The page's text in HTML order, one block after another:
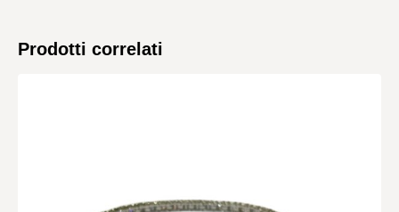
Prodotti correlati